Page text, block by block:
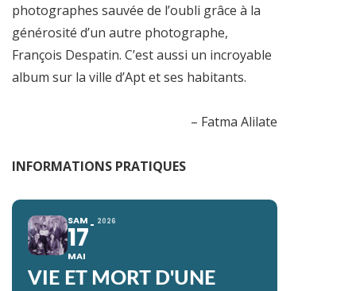
photographes sauvée de l’oubli grâce à la
générosité d’un autre photographe,
François Despatin. C’est aussi un incroyable
album sur la ville d’Apt et ses habitants.
– Fatma Alilate
INFORMATIONS PRATIQUES
SAM
17
MAI
2026
VIE ET MORT D'UNE